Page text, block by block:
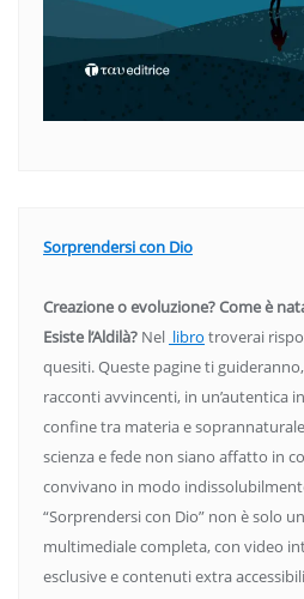
Sorprendersi con Dio
Creazione o evoluzione? Come è
Esiste l’Aldilà? Nel libro troverai
quesiti. Queste pagine ti
racconti avvincenti, in un’autentica
confine tra materia e
scienza e fede non siano affatto in
convivano in modo
“Sorprendersi con Dio” non è solo
multimediale completa, con video
esclusive e contenuti extra